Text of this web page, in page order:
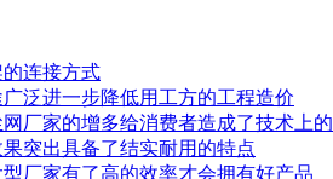
连接方式
泛进一步降低用工方的工程造价
厂家的增多给消费者造成了技术上
突出具备了结实耐用的特点
厂家有了高的效率才会拥有好产品